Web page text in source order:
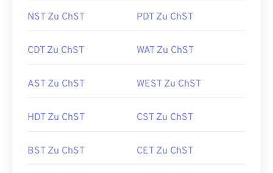
NST Zu ChST PDT Zu ChST
CDT Zu ChST WAT Zu ChST
AST Zu ChST WEST Zu ChST
HDT Zu ChST CST Zu ChST
BST Zu ChST CET Zu ChST